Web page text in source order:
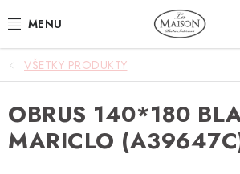
na
NOVINKY
AKCIA
ZÁHRADA
VŠETKY PRODUKTY
OBRUS 140*180
MARICLO